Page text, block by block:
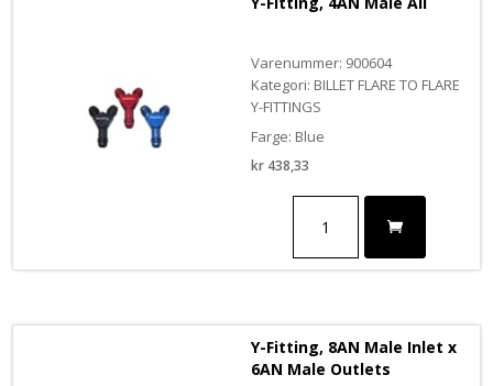
Varenummer: 900604
Kategori: BILLET FLARE TO FLARE
Y-FITTINGS
Farge: Blue
kr438,33
Fitting,
Male
Y-Fitting, 8AN Male Inlet x
6AN Male Outlets